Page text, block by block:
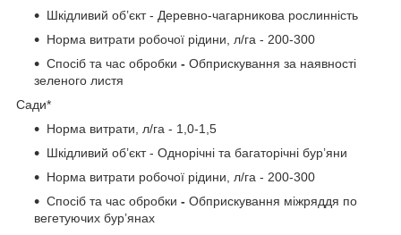
Шкідливий об’єкт - Деревно-чагарникова рослинність
Норма витрати робочої рідини, л/га - 200-300
Спосіб та час обробки - Обприскування за наявності
зеленого листя
Сади*
Норма витрати, л/га - 1,0-1,5
Шкідливий об’єкт - Однорічні та багаторічні бур’яни
Норма витрати робочої рідини, л/га - 200-300
Спосіб та час обробки - Обприскування міжряддя по
вегетуючих бур’янах